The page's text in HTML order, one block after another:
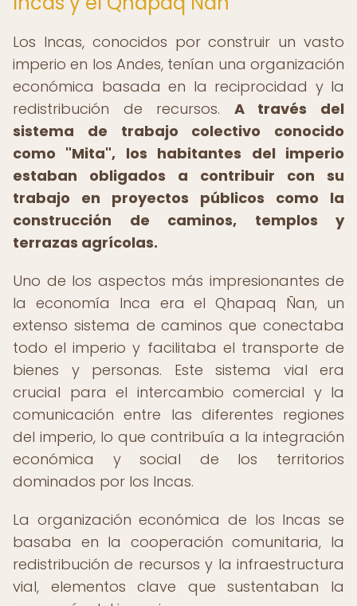
Los Incas, conocidos por construir un vasto
imperio en los Andes, tenían una organización
económica basada en la reciprocidad y la
redistribución de recursos. A través del
sistema de trabajo colectivo conocido
como "Mita", los habitantes del imperio
estaban obligados a contribuir con su
trabajo en proyectos públicos como la
construcción de caminos, templos y
terrazas agrícolas.
Uno de los aspectos más impresionantes de
la economía Inca era el Qhapaq Ñan, un
extenso sistema de caminos que conectaba
todo el imperio y facilitaba el transporte de
bienes y personas. Este sistema vial era
crucial para el intercambio comercial y la
comunicación entre las diferentes regiones
del imperio, lo que contribuía a la integración
económica y social de los territorios
dominados por los Incas.
La organización económica de los Incas se
basaba en la cooperación comunitaria, la
redistribución de recursos y la infraestructura
vial, elementos clave que sustentaban la